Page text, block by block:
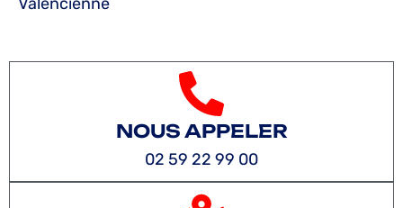
NOUS APPELER
02 59 22 99 00